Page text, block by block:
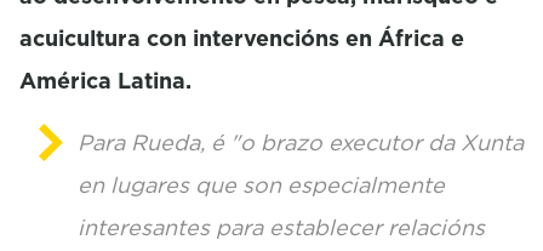
acuicultura con intervencións en África e
América Latina.
Para Rueda, é "o brazo executor da Xunta
en lugares que son especialmente
interesantes para establecer relacións